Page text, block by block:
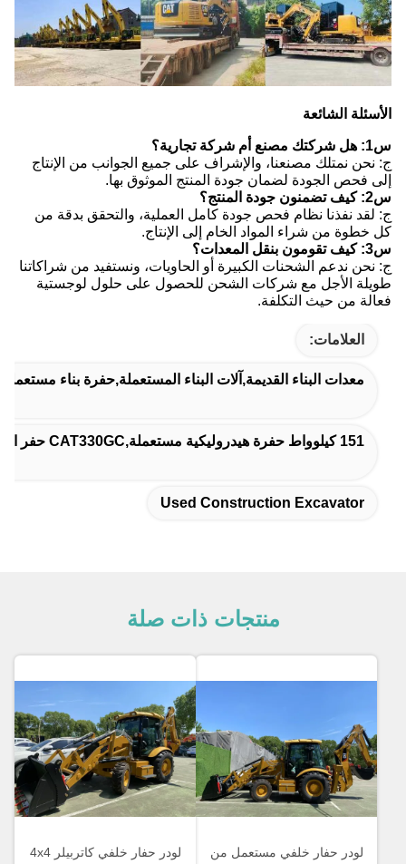
الأسئلة الشائعة
س1: هل شركتك مصنع أم شركة تجارية؟
ج: نحن نمتلك مصنعنا، والإشراف على جميع الجوانب من الإنتاج
إلى فحص الجودة لضمان جودة المنتج الموثوق بها.
س2: كيف تضمنون جودة المنتج؟
ج: لقد نفذنا نظام فحص جودة كامل العملية، والتحقق بدقة من
كل خطوة من شراء المواد الخام إلى الإنتاج.
س3: كيف تقومون بنقل المعدات؟
ج: نحن ندعم الشحنات الكبيرة أو الحاويات، ونستفيد من شراكاتنا
طويلة الأجل مع شركات الشحن للحصول على حلول لوجستية
فعالة من حيث التكلفة.
العلامات:
معدات البناء القديمة,آلات البناء المستعملة,حفرة بناء مستعملة
151 كيلوواط حفرة هيدروليكية مستعملة,CAT330GC حفر الزحف المستخدم,CAT330GC حفرة مستعملة لبناء الطرق
Used Construction Excavator
منتجات ذات صلة
لودر حفار خلفي مستعمل من
لودر حفار خلفي كاتربيلر 4x4